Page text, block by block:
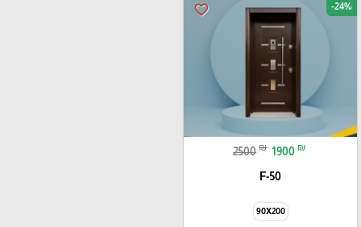
favorite_border -24%
2500 ₪ 1900 ₪
F-50
90X200